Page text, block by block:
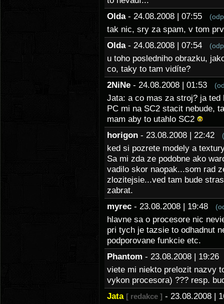
Olda - 24.08.2008 | 07:55
tak nic, sry za spam, v tom
Olda - 24.08.2008 | 07:54
u toho posledniho obrazku,
co, taky to tam vidíte?
2NiNe - 24.08.2008 | 01:53
Jata: a co mas za stroj? ja
PC mi na SC2 stacit nebude,
mam aby to utahlo SC2
horigon - 23.08.2008 | 22:42
ked si pozrete modely a
Sa mi zda ze podobne ako
vadilo skor naopak...som rad
zlozitejsie...ved tam bude
zabrat.
myrec - 23.08.2008 | 19:48
hlavne sa o procesore nic
pri tych je tazsie to odhadnut
podporovane funkcie etc.
Phantom - 23.08.2008 |
viete mi niekto prelozit nazvy
vykon procesora) ??? resp.
Jata [ redakce ] - 23.08.2008 |